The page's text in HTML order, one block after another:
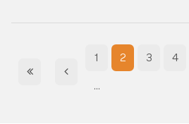
1 2 3 4
...